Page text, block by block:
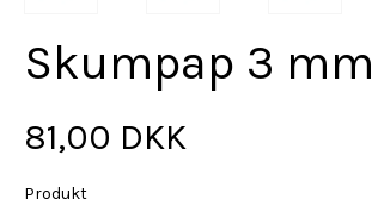
Skumpap 3 mm
81,00 DKK
Produkt